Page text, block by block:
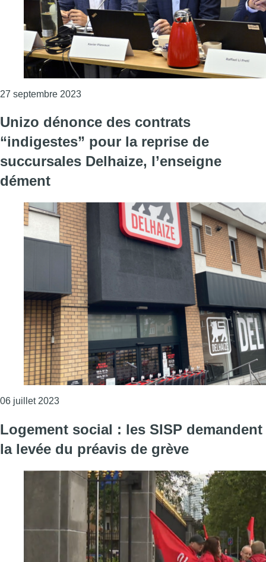
27 septembre 2023Consulter l'article "La direction de
Unizo dénonce des contrats
“indigestes” pour la reprise de
succursales Delhaize, l’enseigne
dément
06 juillet 2023Consulter l'article "Unizo dénonce des contrats
Logement social : les SISP demandent
la levée du préavis de grève